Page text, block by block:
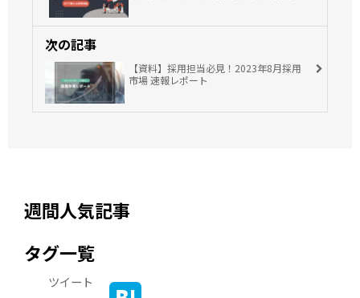
次の記事
【資料】採用担当必見！2023年8月採用
市場 速報レポート
週間人気記事
タグ一覧
ツイート